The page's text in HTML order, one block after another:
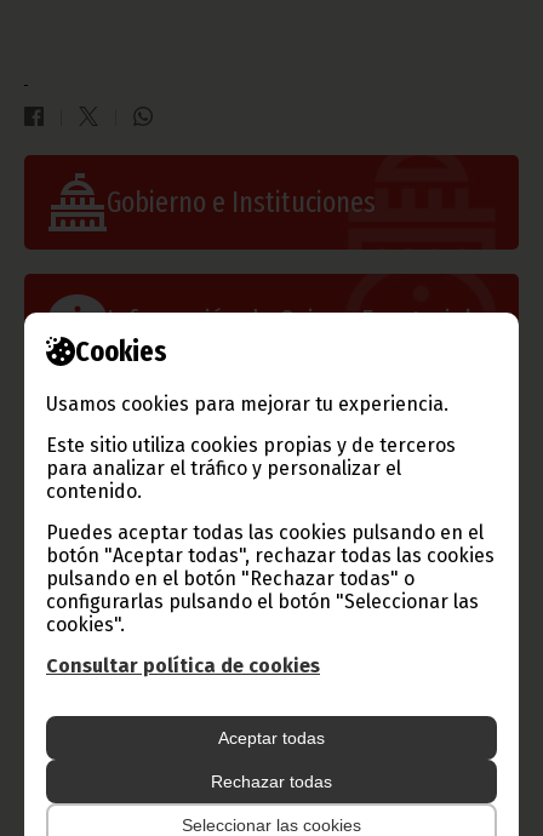
Cookies
Usamos cookies para mejorar tu experiencia.
Este sitio utiliza cookies propias y de terceros
para analizar el tráfico y personalizar el
contenido.
Puedes aceptar todas las cookies pulsando en el
botón "Aceptar todas", rechazar todas las cookies
pulsando en el botón "Rechazar todas" o
configurarlas pulsando el botón "Seleccionar las
cookies".
Consultar política de cookies
Aceptar todas
Rechazar todas
Seleccionar las cookies
Gobierno e Instituciones
Información de Guinea Ecuatorial
Radio Nacional de Guinea
Ecuatorial
Haz click aquí para escuchar ahora
CATEGORÍAS
Noticias Gobierno
Presidencia
África
COVID-19 Cultura